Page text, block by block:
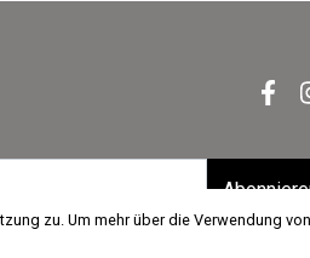
zu. Um mehr über die Verwendung
zu. Um mehr über die Verwendung